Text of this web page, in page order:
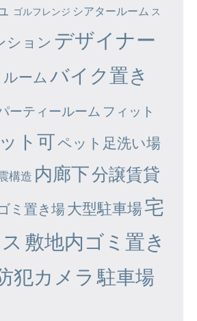
ゴルフレンジ シアタールーム ス
ション デザイナー
ルーム バイク置き
ーティールーム フィット
ト可ペット足洗い場
構造 内廊下分譲賃貸
ミ置き場大型駐車場宅
敷地内ゴミ置き
犯カメラ 駐車場